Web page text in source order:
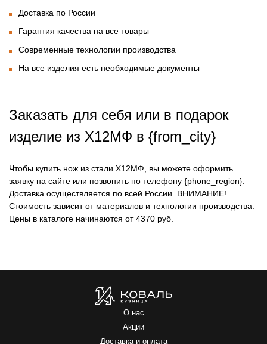
Доставка по России
Гарантия качества на все товары
Современные технологии производства
На все изделия есть необходимые документы
Заказать для себя или в подарок
изделие из Х12МФ в {from_city}
Чтобы купить нож из стали Х12МФ, вы можете оформить
заявку на сайте или позвонить по телефону {phone_region}.
Доставка осуществляется по всей России. ВНИМАНИЕ!
Стоимость зависит от материалов и технологии производства.
Цены в каталоге начинаются от 4370 руб.
О нас
Акции
Доставка и оплата